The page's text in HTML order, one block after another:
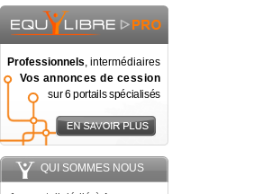
Professionnels, intermédiaires
Vos annonces de cession
sur 6 portails spécialisés
QUI SOMMES NOUS